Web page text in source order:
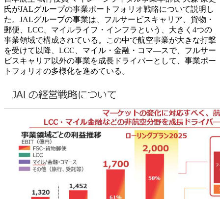
氏がJALグループの事業ポートフォリオ戦略について説明し
た。JALグループの事業は、フルサービスキャリア、貨物・
郵便、LCC、マイルライフ・インフラという、大きく4つの
事業領域で構成されている。この中で航空事業が大きな打撃
を受けて以降、LCC、マイル・金融・コマ―スで、フルサー
ビスキャリア以外の事業を成長ドライバーとして、事業ポー
トフォリオの多様化を進めている。